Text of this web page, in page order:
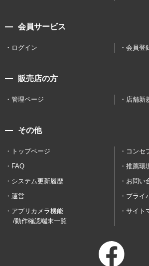
会員サービス
ログイン 会員登
販売店の方
管理ページ 店舗新
その他
トップページ
コンセ
FAQ
推薦環
システム更新履歴
お問い
運営
プライ
アプリカメラ機能
/動作確認端末一覧
サイト